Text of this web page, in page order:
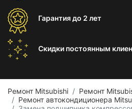
Гарантиядо 2 лет
Скидки постоянным
Ремонт Mitsubishi
Ремонт
Ремонт автокондиционера